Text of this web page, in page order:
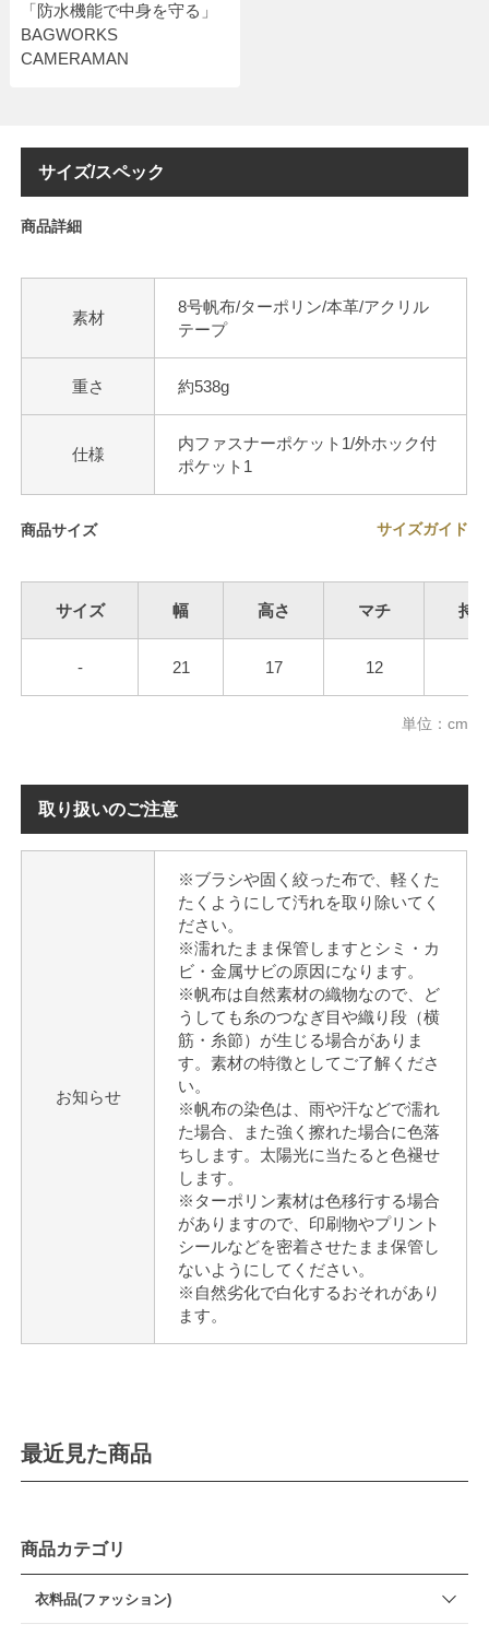
「防水機能で中身を守る」
BAGWORKS
CAMERAMAN
サイズ/スペック
商品詳細
素材
8号帆布/ターポリン/本革/アクリル
テープ
重さ 約538g
仕様
内ファスナーポケット1/外ホック付
ポケット1
商品サイズ サイズガイド
サイズ 幅 高さ マチ 持
- 21 17 12
単位：cm
取り扱いのご注意
お知らせ
※ブラシや固く絞った布で、軽くた
たくようにして汚れを取り除いてく
ださい。
※濡れたまま保管しますとシミ・カ
ビ・金属サビの原因になります。
※帆布は自然素材の織物なので、ど
うしても糸のつなぎ目や織り段（横
筋・糸節）が生じる場合がありま
す。素材の特徴としてご了解くださ
い。
※帆布の染色は、雨や汗などで濡れ
た場合、また強く擦れた場合に色落
ちします。太陽光に当たると色褪せ
します。
※ターポリン素材は色移行する場合
がありますので、印刷物やプリント
シールなどを密着させたまま保管し
ないようにしてください。
※自然劣化で白化するおそれがあり
ます。
最近見た商品
商品カテゴリ
衣料品(ファッション)